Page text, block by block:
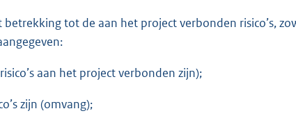
tot de aan het project verbonden risico’s,
aan het project verbonden zijn);
zijn (omvang);